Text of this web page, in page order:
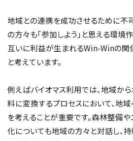
地域との連携を成功させるために不
の方々も「参加しよう」と思える環境
互いに利益が生まれるWin-Winの関
と考えています。
例えばバイオマス利用では、地域か
料に変換するプロセスにおいて、地
を考えることが重要です。森林整備
化についても地域の方々と対話し、